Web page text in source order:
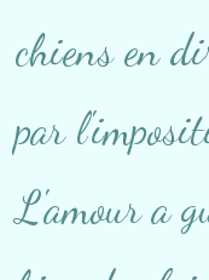
chiens en
par
L'amour a